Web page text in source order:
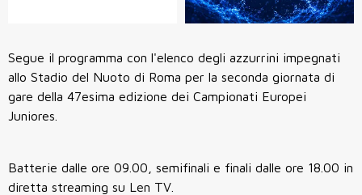
Segue il programma con l'elenco degli azzurrini impegnati
allo Stadio del Nuoto di Roma per la seconda giornata di
gare della 47esima edizione dei Campionati Europei
Juniores.
Batterie dalle ore 09.00, semifinali e finali dalle ore 18.00 in
diretta streaming su Len TV.